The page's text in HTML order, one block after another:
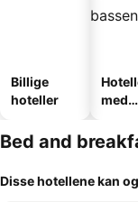
Billige
hoteller
med
Bed and
Disse hotellene kan